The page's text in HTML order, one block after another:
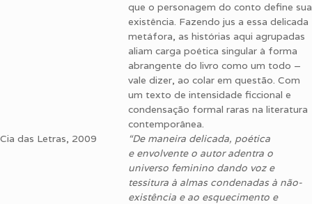
que o personagem do conto define sua
existência. Fazendo jus a essa delicada
metáfora, as histórias aqui agrupadas
aliam carga poética singular à forma
abrangente do livro como um todo –
vale dizer, ao colar em questão. Com
um texto de intensidade ficcional e
condensação formal raras na literatura
contemporânea.
Cia das Letras, 2009
“De maneira delicada, poética
e envolvente o autor adentra o
universo feminino dando voz e
tessitura à almas condenadas à não-
existência e ao esquecimento e